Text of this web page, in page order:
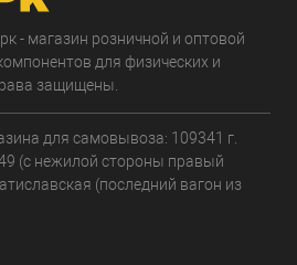
- магазин розничной и оптовой
для физических и
защищены.
для самовывоза: 109341 г.
(с нежилой стороны правый
(последний вагон из